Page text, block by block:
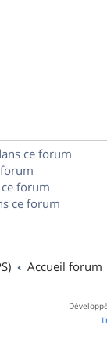
ce forum
forum
ce forum
Accueil forum